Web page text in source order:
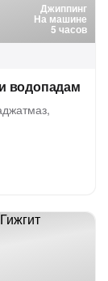
Джиппинг
На машине
5 часов
водопадам